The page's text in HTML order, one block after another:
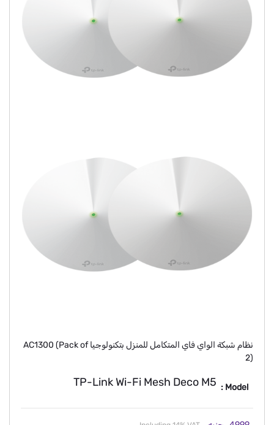
نظام شبكة الواي فاي المتكامل للمنزل بتكنولوجيا AC1300 (Pack of
2)
Model :
TP-Link Wi-Fi Mesh Deco M5